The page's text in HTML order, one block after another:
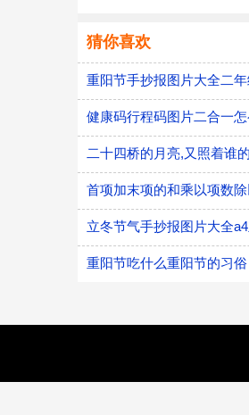
猜你喜欢
重阳节手抄报图片大全二
健康码行程码图片二合一
立冬节气手抄报图片大全
重阳节吃什么重阳节的习俗